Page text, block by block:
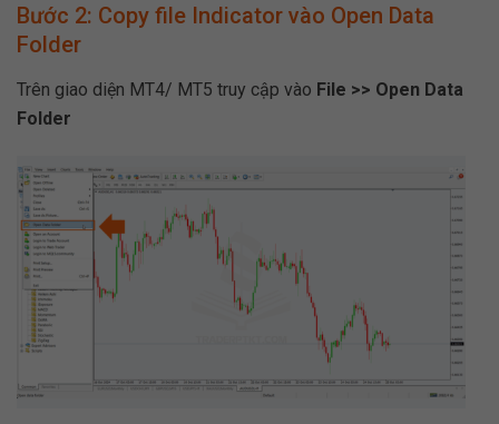
Bước 2: Copy file Indicator vào Open Data
Folder
Trên giao diện MT4/ MT5 truy cập vào File >> Open Data
Folder